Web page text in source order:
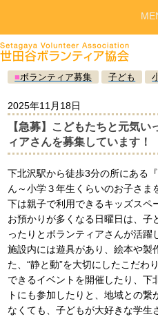
■ボランティア募集 子ども
2025年11月18日
【急募】こどもたちと元気
ィアさんを募集しています！
下北沢駅から徒歩3分の所にある
ん～小学３年生くらいのお子さま
下は親子で利用できるキッズスペ
お預かりが多くなる日曜日は、子
ったりとボランティアさんが活躍
施設内には遊具があり、絵本や製
た、“静と動”を大切にしたこだわ
できるイベントを開催したり、下
トにも参加したりと、地域との
なくても、子どもが大好きな学生